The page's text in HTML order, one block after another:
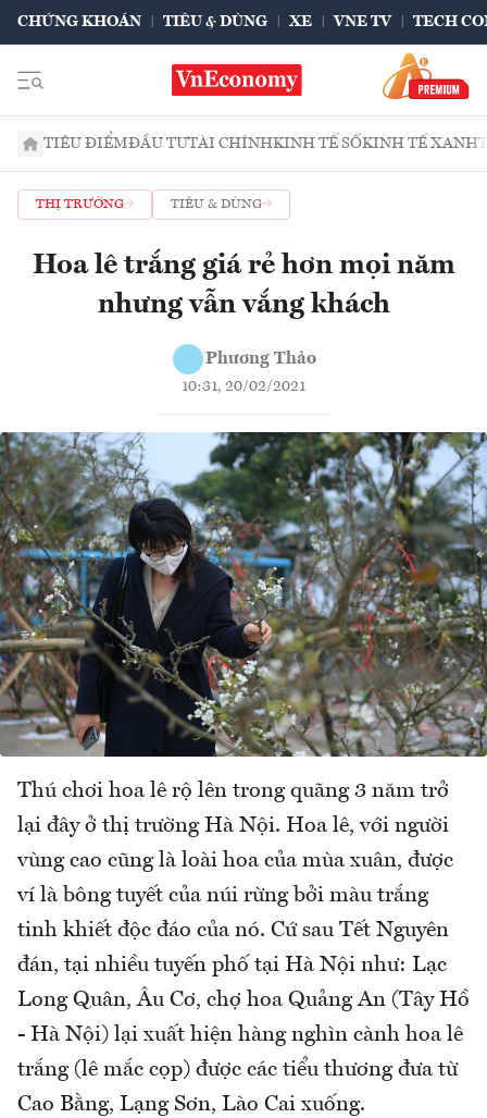
CHỨNG KHOÁN TIÊU & DÙNG XE VNE TV TECH
TIÊU ĐIỂMĐẦU TƯTÀI CHÍNHKINH TẾ SỐKINH TẾ XANH
THỊ TRƯỜNG TIÊU & DÙNG
Hoa lê trắng giá rẻ hơn mọi năm
nhưng vẫn vắng khách
Phương Thảo
10:31, 20/02/2021
Thú chơi hoa lê rộ lên trong quãng 3 năm trở
lại đây ở thị trường Hà Nội. Hoa lê, với người
vùng cao cũng là loài hoa của mùa xuân, được
ví là bông tuyết của núi rừng bởi màu trắng
tinh khiết độc đáo của nó. Cứ sau Tết Nguyên
đán, tại nhiều tuyến phố tại Hà Nội như: Lạc
Long Quân, Âu Cơ, chợ hoa Quảng An (Tây Hồ
- Hà Nội) lại xuất hiện hàng nghìn cành hoa lê
trắng (lê mắc cọp) được các tiểu thương đưa từ
Cao Bằng, Lạng Sơn, Lào Cai xuống.